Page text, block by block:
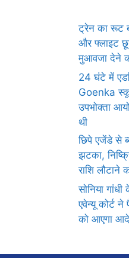
ट्रेन का रूट
और फ्लाइट
मुआवजा देने
24 घंटे में
Goenka
उपभोक्ता
थी
छिपे एजेंडे से
झटका,
राशि
सोनिया
एवेन्यू कोर्ट
को आएगा